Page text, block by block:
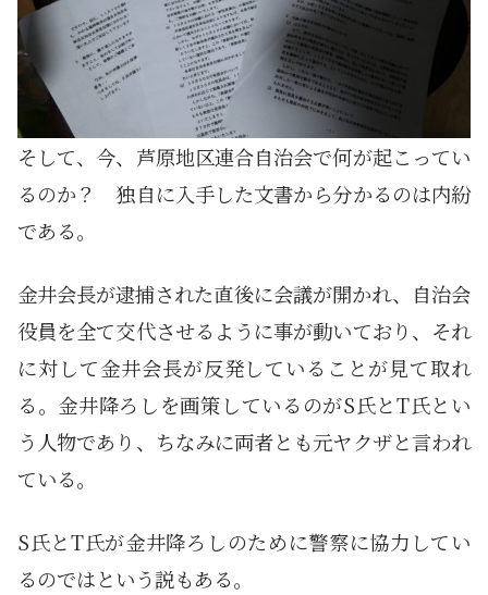
そして、今、芦原地区連合自治会で何が起こってい
るのか？ 独自に入手した文書から分かるのは内紛
である。
金井会長が逮捕された直後に会議が開かれ、自治会
役員を全て交代させるように事が動いており、それ
に対して金井会長が反発していることが見て取れ
る。金井降ろしを画策しているのがS氏とT氏とい
う人物であり、ちなみに両者とも元ヤクザと言われ
ている。
S氏とT氏が金井降ろしのために警察に協力してい
るのではという説もある。